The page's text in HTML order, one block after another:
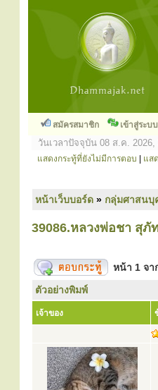
สมัครสมาชิก เข้าสู่ระบบ
วันเวลาปัจจุบัน 08 ส.ค. 2026,
แสดงกระทู้ที่ยังไม่มีการตอบ แส
หน้าเว็บบอร์ด » กลุ่มศาสนบุ
39086.หลวงพ่อชา สุภั
หน้า 1 จา
ตัวอย่างพิมพ์
เจ้าของ